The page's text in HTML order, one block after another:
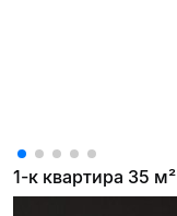
1-к квартира 35 м²